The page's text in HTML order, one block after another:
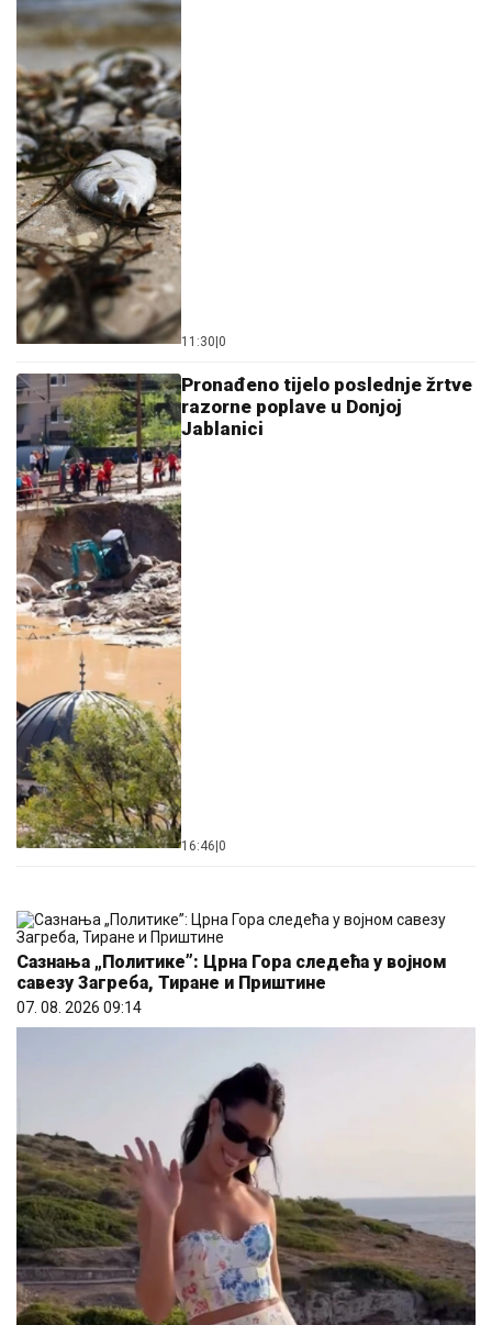
11:30 0
Pronađeno tijelo poslednje žrtve
razorne poplave u Donjoj
Jablanici
16:46 0
Сазнања „Политике”: Црна Гора следећа у војном
савезу Загреба, Тиране и Приштине
07. 08. 2026 09:14